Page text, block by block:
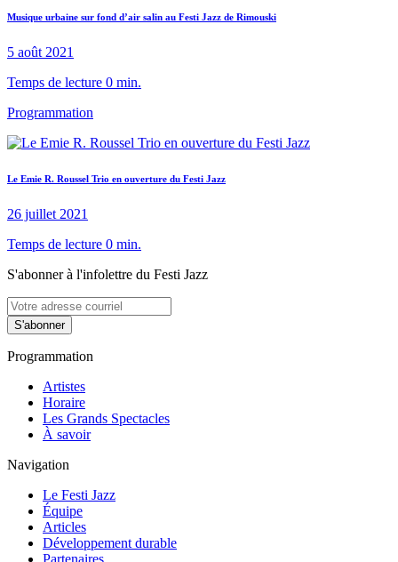
Musique urbaine sur fond d’air salin au Festi Jazz de Rimouski
5 août 2021
Temps de lecture 0 min.
Programmation
Le Emie R. Roussel Trio en ouverture du Festi Jazz
26 juillet 2021
Temps de lecture 0 min.
S'abonner à l'infolettre du Festi Jazz
S'abonner
Programmation
Artistes
Horaire
Les Grands Spectacles
À savoir
Navigation
Le Festi Jazz
Équipe
Articles
Développement durable
Partenaires